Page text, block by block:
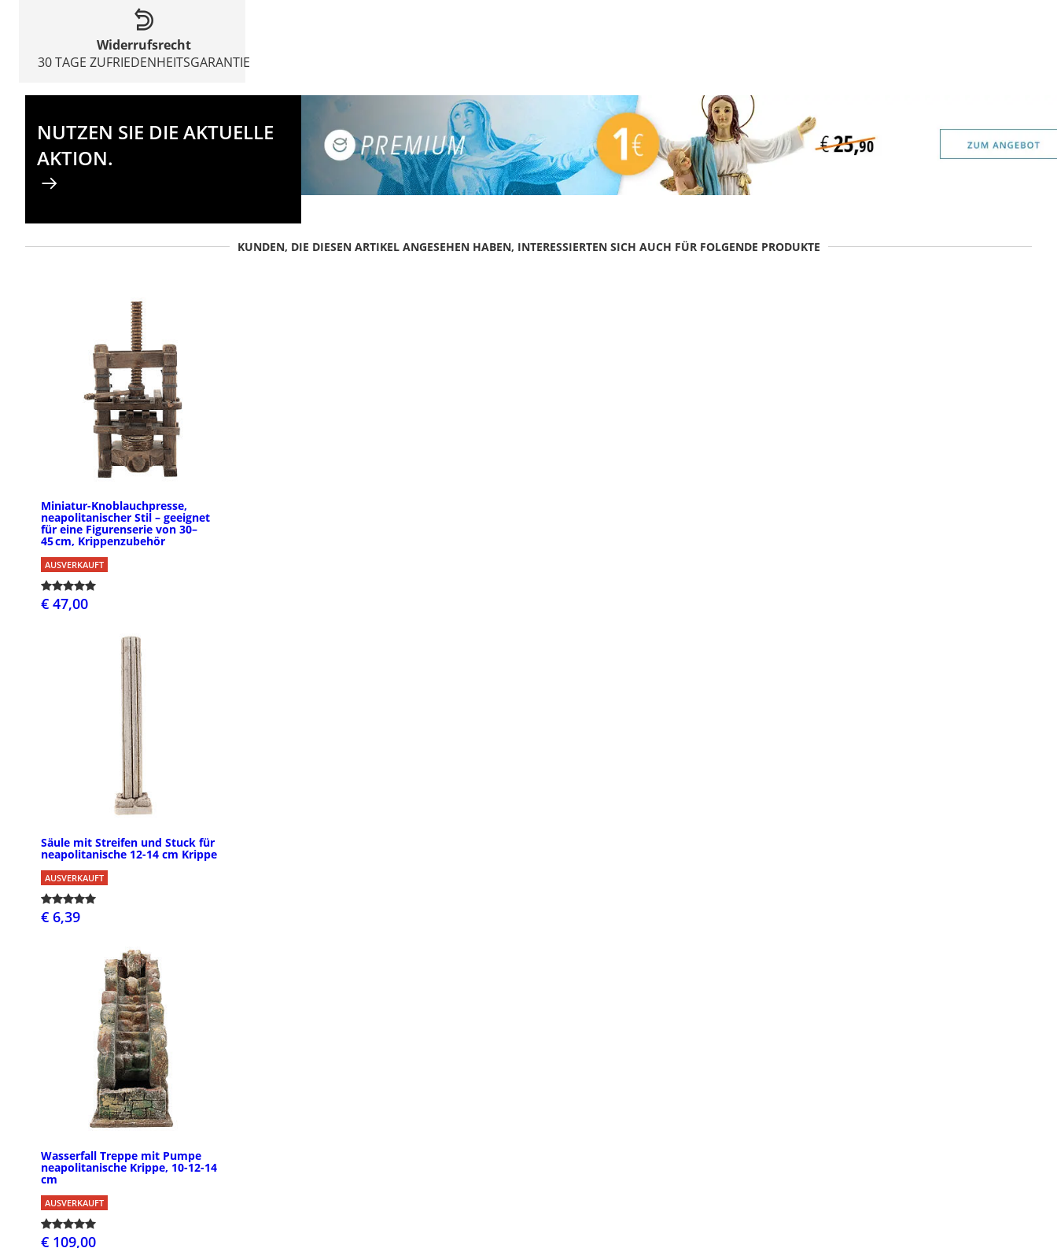
Widerrufsrecht
30 TAGE ZUFRIEDENHEITSGARANTIE
NUTZEN SIE DIE AKTUELLE
AKTION.
KUNDEN, DIE DIESEN ARTIKEL ANGESEHEN HABEN, INTERESSIERTEN SICH AUCH FÜR FOLGENDE PRODUKTE
Miniatur-Knoblauchpresse,
neapolitanischer Stil – geeignet
für eine Figurenserie von 30–
45 cm, Krippenzubehör
AUSVERKAUFT
€ 47,00
Säule mit Streifen und Stuck für
neapolitanische 12-14 cm Krippe
AUSVERKAUFT
€ 6,39
Wasserfall Treppe mit Pumpe
neapolitanische Krippe, 10-12-14
cm
AUSVERKAUFT
€ 109,00